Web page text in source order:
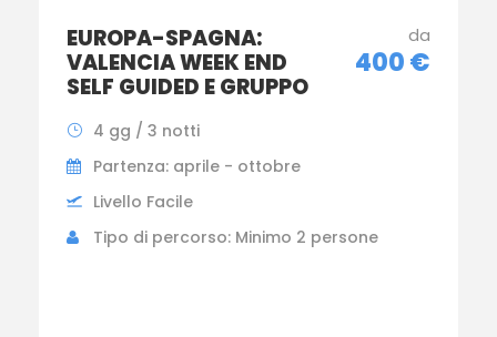
EUROPA-SPAGNA:
VALENCIA WEEK END
SELF GUIDED E GRUPPO
da
400 €
4 gg / 3 notti
Partenza: aprile - ottobre
Livello Facile
Tipo di percorso: Minimo 2 persone